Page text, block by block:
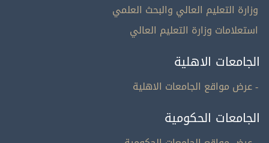
وزارة التعليم العالي والبحث العلمي
استعلامات وزارة التعليم العالي
الجامعات الاهلية
- عرض مواقع الجامعات الاهلية
الجامعات الحكومية